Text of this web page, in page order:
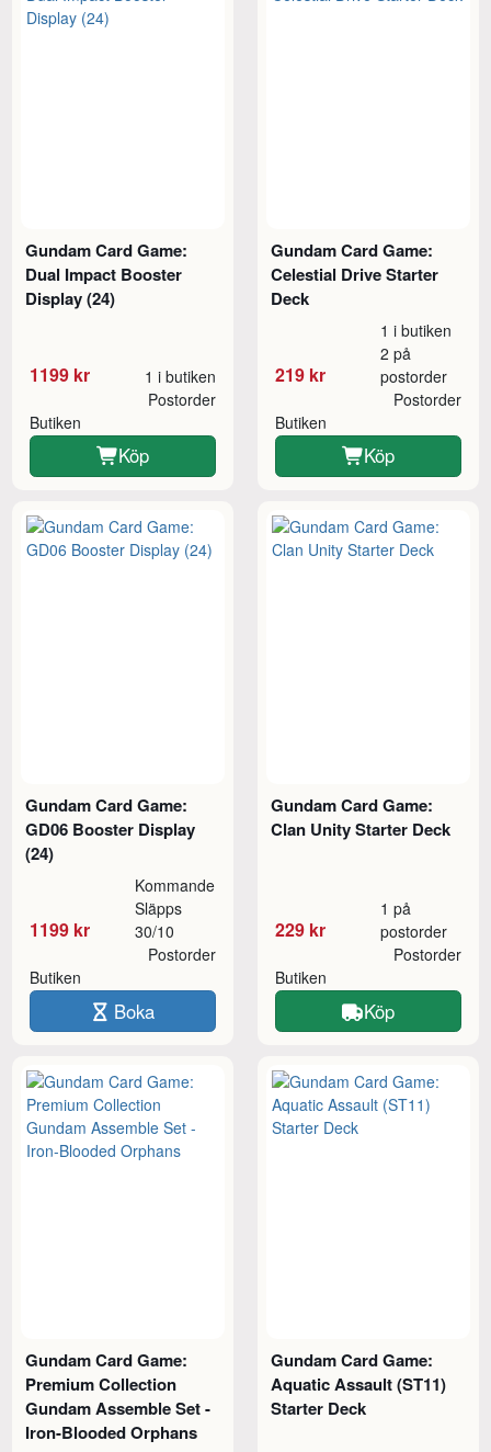
Gundam Card Game:
Dual Impact Booster
Display (24)
1199 kr 1 i butiken
Butiken
Postorder
Köp
Gundam Card Game:
Celestial Drive Starter
Deck
219 kr
1 i butiken
2 på
postorder
Butiken
Postorder
Köp
Gundam Card Game:
GD06 Booster Display
(24)
1199 kr
Kommande
Släpps
30/10
Butiken
Postorder
Boka
Gundam Card Game:
Clan Unity Starter Deck
229 kr
1 på
postorder
Butiken
Postorder
Köp
Gundam Card Game:
Premium Collection
Gundam Assemble Set -
Iron-Blooded Orphans
Gundam Card Game:
Aquatic Assault (ST11)
Starter Deck